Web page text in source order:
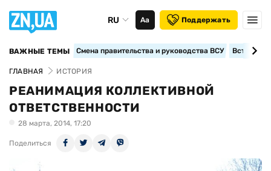
RU Аа Поддержать
ВАЖНЫЕ ТЕМЫ Смена правительства и руководства ВСУ
ГЛАВНАЯ ИСТОРИЯ
РЕАНИМАЦИЯ КОЛЛЕКТИВНОЙ
ОТВЕТСТВЕННОСТИ
28 марта, 2014, 17:20
Поделиться